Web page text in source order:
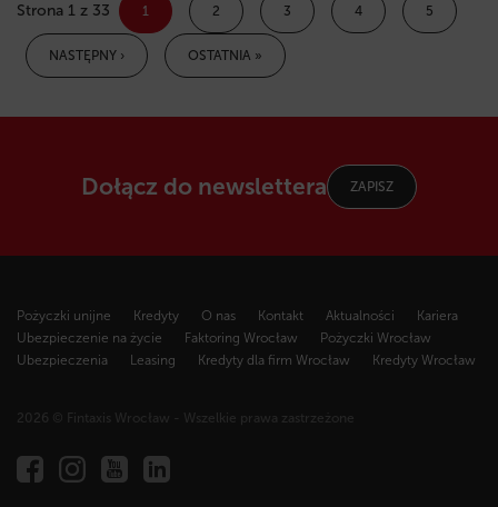
Strona 1 z 33 1 2 3 4 5
NASTĘPNY › OSTATNIA »
Dołącz do newslettera ZAPISZ
Pożyczki unijne Kredyty O nas Kontakt Aktualności
Kariera
Ubezpieczenie na życie
Faktoring Wrocław
Pożyczki Wrocław
Ubezpieczenia
Leasing Kredyty dla firm Wrocław Kredyty Wrocław
2026 © Fintaxis Wrocław - Wszelkie prawa zastrzeżone